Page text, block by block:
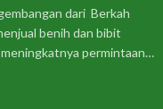
dari Berkah
benih dan bibit
permintaan…